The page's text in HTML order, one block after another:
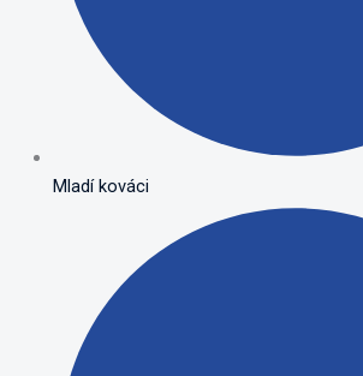
Mladí kováci